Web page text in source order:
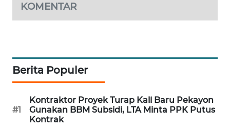
KOMENTAR
Berita Populer
#1
Kontraktor Proyek Turap Kali Baru Pekayon
Gunakan BBM Subsidi, LTA Minta PPK Putus
Kontrak
NEWS
METRO
SIANTAR
NEWS
METRO